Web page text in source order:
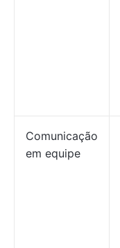
Comunicação
em equipe